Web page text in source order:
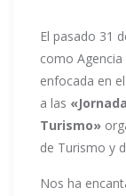
El pasado 31
como
enfocada en
a las
Turismo»
de Turismo y
Nos ha